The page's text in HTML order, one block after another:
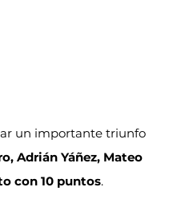
un importante triunfo
Adrián Yáñez, Mateo
con 10 puntos.